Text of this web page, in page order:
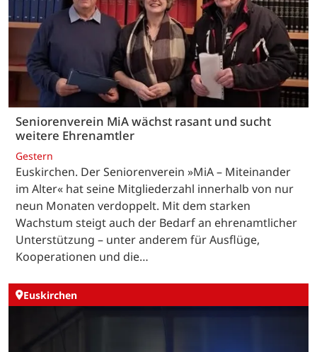
Seniorenverein MiA wächst rasant und sucht
weitere Ehrenamtler
Gestern
Euskirchen. Der Seniorenverein »MiA – Miteinander
im Alter« hat seine Mitgliederzahl innerhalb von nur
neun Monaten verdoppelt. Mit dem starken
Wachstum steigt auch der Bedarf an ehrenamtlicher
Unterstützung – unter anderem für Ausflüge,
Kooperationen und die…
Euskirchen